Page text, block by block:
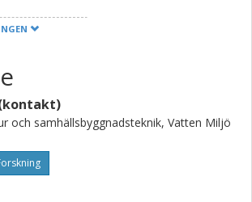
förtroende till sitt dricksvatten påverkas
fungerar inom kommunen.
genom enkätstudier på ett antal orter i
personal samt brukare intervjuas.
praktiska råd kring hur kommunikation
brukarens tillit och förtroende
samt att att ta fram praktiska råd för
och samhällsbyggnadsteknik, Vatten Miljö